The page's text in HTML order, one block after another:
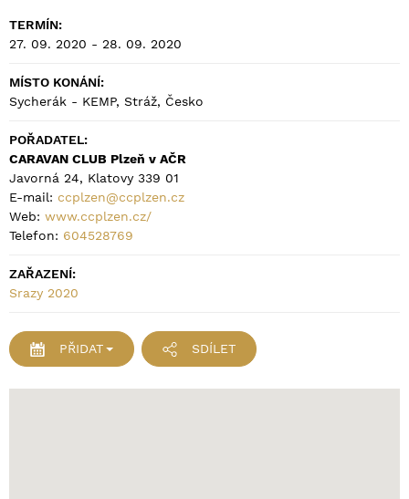
TERMÍN:
27. 09. 2020 - 28. 09. 2020
MÍSTO KONÁNÍ:
Sycherák - KEMP, Stráž, Česko
POŘADATEL:
CARAVAN CLUB Plzeň v AČR
Javorná 24, Klatovy 339 01
E-mail: ccplzen@ccplzen.cz
Web: www.ccplzen.cz/
Telefon: 604528769
ZAŘAZENÍ:
Srazy 2020
PŘIDAT SDÍLET